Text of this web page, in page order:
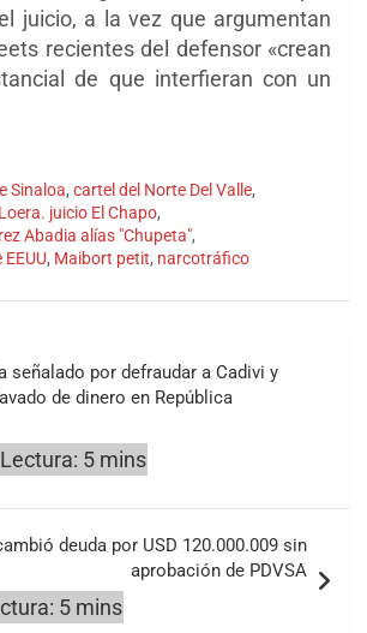
juicio, a la vez que argumentan
recientes del defensor «crean
de que interfieran con un
Sinaloa, cartel del Norte Del Valle,
juicio El Chapo,
Abadia alías "Chupeta",
, Maibort petit, narcotráfico
señalado por defraudar a Cadivi y
de dinero en República
deuda por USD 120.000.009 sin
aprobación de PDVSA